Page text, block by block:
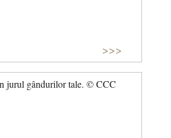
>>>
jurul gândurilor tale. © CCC